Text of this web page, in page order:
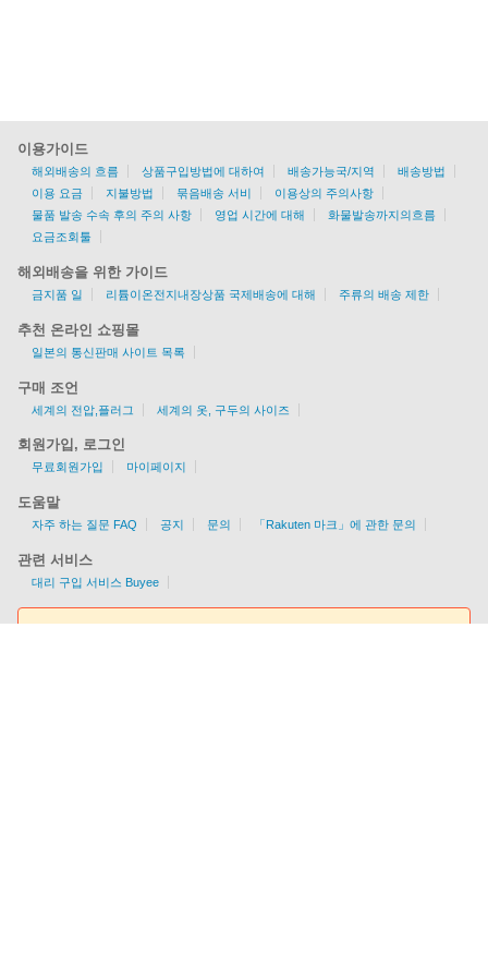
이용가이드
해외배송의 흐름 상품구입방법에 대하여 배송가능국/지역
배송방법
이용 요금
지불방법 묶음배송 서비
이용상의 주의사항
물품 발송 수속 후의 주의 사항
영업 시간에 대해
화물발송까지의흐름
요금조회툴
해외배송을 위한 가이드
금지품 일 리튬이온전지내장상품 국제배송에 대해 주류의 배송 제한
추천 온라인 쇼핑몰
일본의 통신판매 사이트 목록
구매 조언
세계의 전압,플러그 세계의 옷, 구두의 사이즈
회원가입, 로그인
무료회원가입 마이페이지
도움말
자주 하는 질문 FAQ 공지 문의 「Rakuten 마크」에 관한 문의
관련 서비스
대리 구입 서비스 Buyee